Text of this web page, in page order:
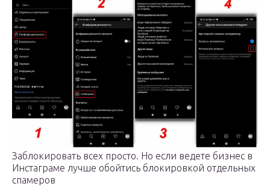
Заблокировать всех просто. Но если ведете бизнес в
Инстаграме лучше обойтись блокировкой отдельных
спамеров